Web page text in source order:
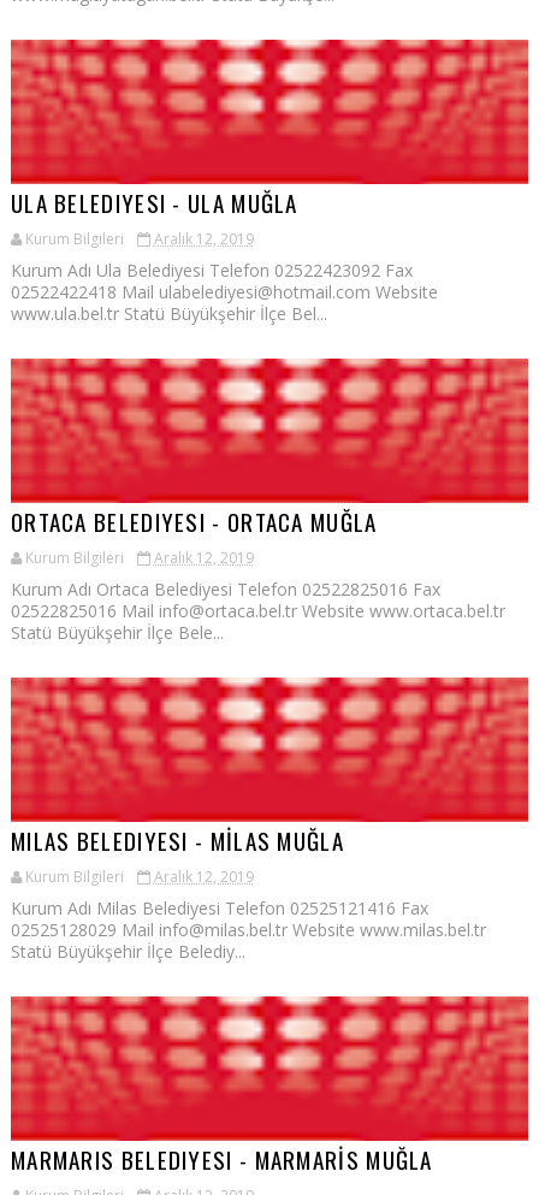
ULA BELEDIYESI - ULA MUĞLA
Kurum Bilgileri Aralık 12, 2019
Kurum Adı Ula Belediyesi Telefon 02522423092 Fax
02522422418 Mail ulabelediyesi@hotmail.com Website
www.ula.bel.tr Statü Büyükşehir İlçe Bel...
ORTACA BELEDIYESI - ORTACA MUĞLA
Kurum Bilgileri Aralık 12, 2019
Kurum Adı Ortaca Belediyesi Telefon 02522825016 Fax
02522825016 Mail info@ortaca.bel.tr Website www.ortaca.bel.tr
Statü Büyükşehir İlçe Bele...
MILAS BELEDIYESI - MİLAS MUĞLA
Kurum Bilgileri Aralık 12, 2019
Kurum Adı Milas Belediyesi Telefon 02525121416 Fax
02525128029 Mail info@milas.bel.tr Website www.milas.bel.tr
Statü Büyükşehir İlçe Belediy...
MARMARIS BELEDIYESI - MARMARİS MUĞLA